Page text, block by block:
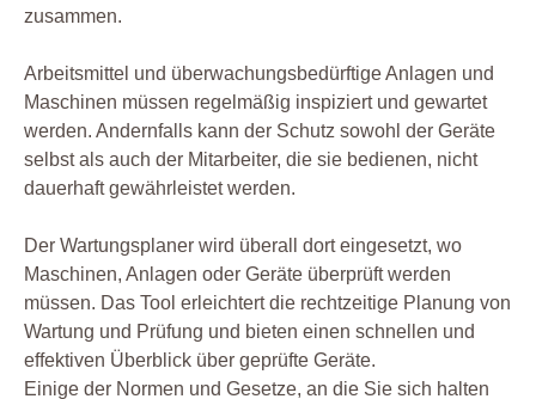
zusammen.
Arbeitsmittel und überwachungsbedürftige Anlagen und
Maschinen müssen regelmäßig inspiziert und gewartet
werden. Andernfalls kann der Schutz sowohl der Geräte
selbst als auch der Mitarbeiter, die sie bedienen, nicht
dauerhaft gewährleistet werden.
Der Wartungsplaner wird überall dort eingesetzt, wo
Maschinen, Anlagen oder Geräte überprüft werden
müssen. Das Tool erleichtert die rechtzeitige Planung von
Wartung und Prüfung und bieten einen schnellen und
effektiven Überblick über geprüfte Geräte.
Einige der Normen und Gesetze, an die Sie sich halten